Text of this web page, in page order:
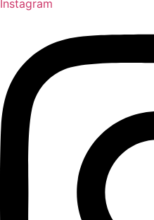
Instagram